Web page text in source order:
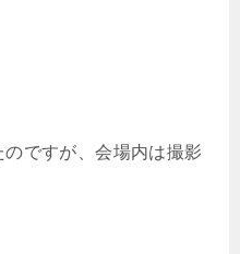
ですが、会場内は撮影